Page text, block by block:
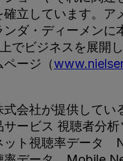
確立しています。ア
ンダ・ディーメンに
でビジネスを展開
ージ（
会社が提供してい
サービス 視聴者分析
ット視聴率データ